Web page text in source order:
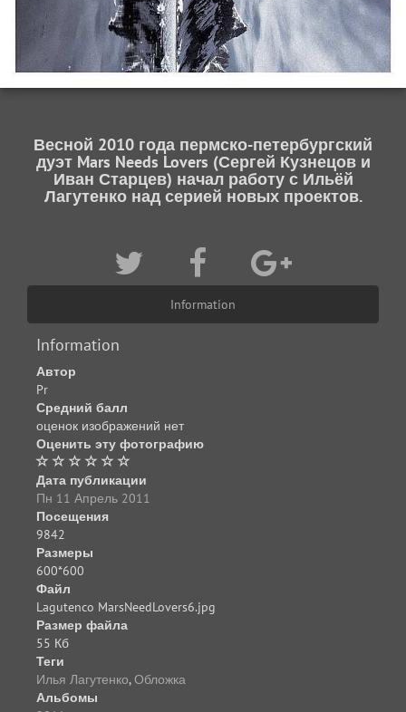
Весной 2010 года пермско-петербургский
дуэт Mars Needs Lovers (Сергей Кузнецов и
Иван Старцев) начал работу с Ильёй
Лагутенко над серией новых проектов.
Information
Information
Автор
Pr
Средний балл
оценок изображений нет
Оценить эту фотографию
Дата публикации
Пн 11 Апрель 2011
Посещения
9842
Размеры
600*600
Файл
Lagutenco MarsNeedLovers6.jpg
Размер файла
55 Кб
Теги
Илья Лагутенко,Обложка
Альбомы